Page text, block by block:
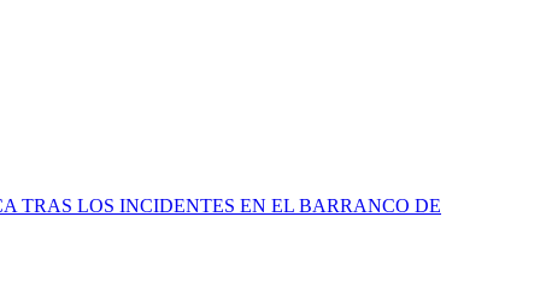
TRAS LOS INCIDENTES EN EL BARRANCO DE